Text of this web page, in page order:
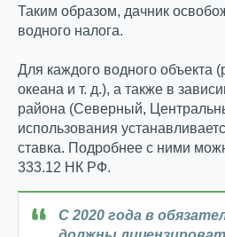
Таким образом, дачник
водного налога.
Для каждого водного объекта
океана и т. д.), а также в
района (Северный,
использования
ставка. Подробнее с ними
333.12 НК РФ.
С 2020 года в